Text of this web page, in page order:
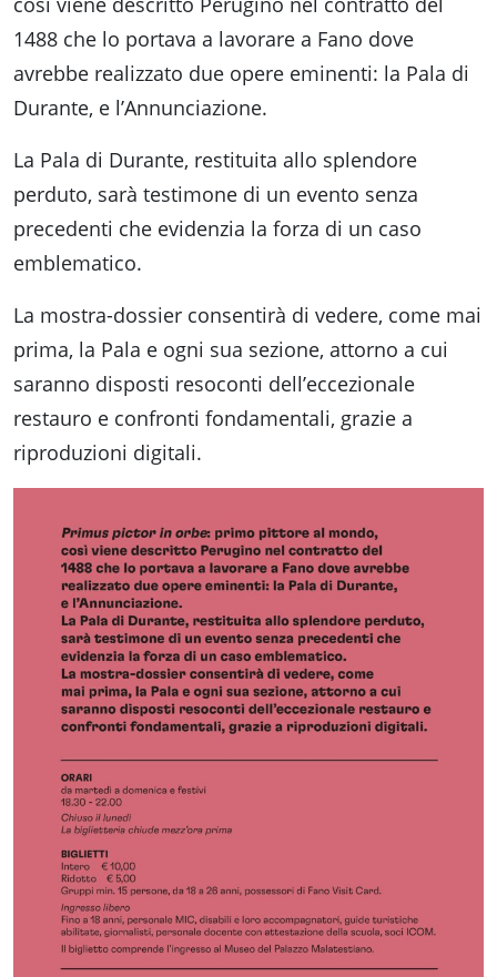
1488 che lo portava a lavorare a Fano dove
avrebbe realizzato due opere eminenti: la Pala di
Durante, e l’Annunciazione.
La Pala di Durante, restituita allo splendore
perduto, sarà testimone di un evento senza
precedenti che evidenzia la forza di un caso
emblematico.
La mostra-dossier consentirà di vedere, come mai
prima, la Pala e ogni sua sezione, attorno a cui
saranno disposti resoconti dell’eccezionale
restauro e confronti fondamentali, grazie a
riproduzioni digitali.